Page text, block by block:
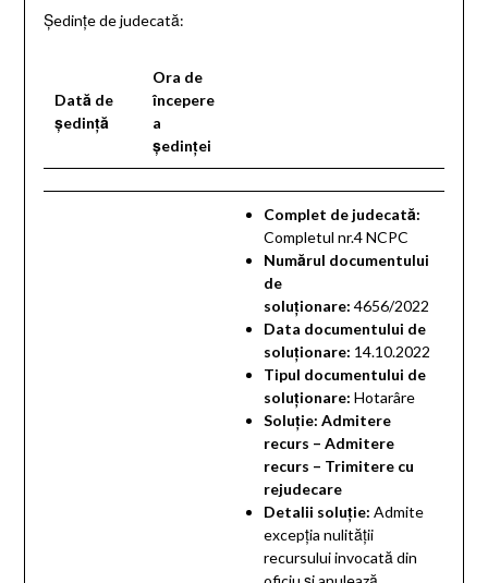
Ședințe de judecată:
Dată de
ședință
Ora de
începere
a
ședinței
Complet de judecată:
Completul nr.4 NCPC
Numărul documentului
de
soluționare: 4656/2022
Data documentului de
soluționare: 14.10.2022
Tipul documentului de
soluționare: Hotarâre
Soluție: Admitere
recurs – Admitere
recurs – Trimitere cu
rejudecare
Detalii soluţie: Admite
excepţia nulităţii
recursului invocată din